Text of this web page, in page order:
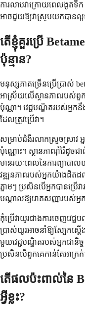
ការលាបវាក្រោយពេលងូតទឹ
អាចជួយឱ្យវាស្រូបយកបានល្
តើខ្ញុំគួរប្រើ
ប៉ុន្មាន?
មនុស្សភាគច្រើនប្រើប្រាស់
អាស្រ័យលើស្ថានភាពរបស់ពួ
ប៉ុណ្ណា។ វេជ្ជបណ្ឌិតរបស់អ្នក
ដែលត្រូវប្រើវា។
សម្រាប់ជំងឺរលាកស្រួចស្រាវ អ្
ប៉ុណ្ណោះ។ ស្ថានភាពរ៉ាំរ៉ៃដូច
មានរយៈពេលនៃការព្យាបាល
វឌ្ឍនភាពរបស់អ្នកយ៉ាងដិត
ភ្លាមៗ ប្រសិនបើអ្នកបានប្រើ
បណ្តាលឱ្យរោគសញ្ញារបស់អ្ន
កុំប្រើវាយូរជាងការចេញវេជ្
ប្រាស់យូរអាចនាំឱ្យស្បែកស្ត
មួយវេជ្ជបណ្ឌិតរបស់អ្នកជានិ
ប្រសិនបើពួកគេកាន់តែអាក្រ
តើផលប៉ះពាល់នៃ
អ្វីខ្លះ?